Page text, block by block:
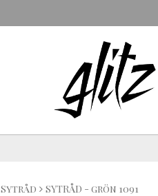
Sytråd SYTRÅD - grön 1091